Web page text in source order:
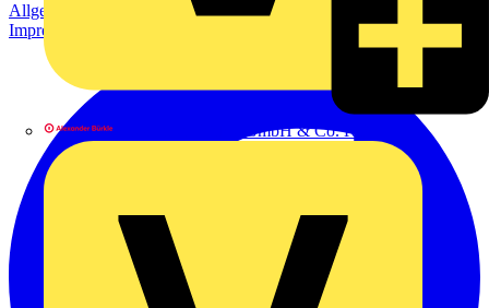
Alexander Bürkle GmbH & Co. KG
Allgemeine Geschäftsbedingungen
Datenschutzerklärung
Impressum